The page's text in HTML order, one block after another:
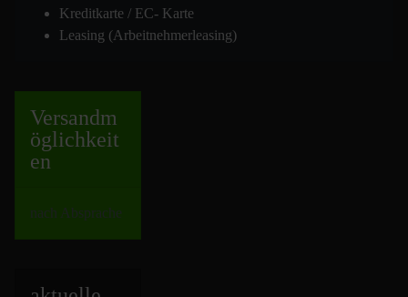
Kreditkarte / EC- Karte
Leasing (Arbeitnehmerleasing)
Versandm
öglichkeit
en
nach Absprache